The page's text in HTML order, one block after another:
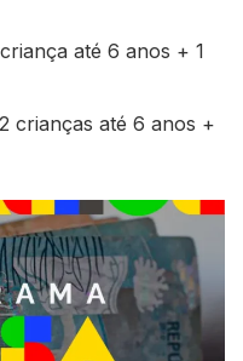
até 6 anos + 1
crianças até 6 anos +